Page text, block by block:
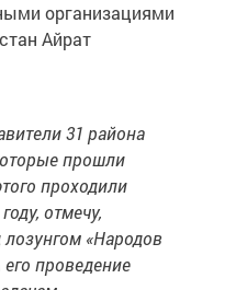
организациями
Айрат
31 района
прошли
проходили
отмечу,
«Народов
проведение